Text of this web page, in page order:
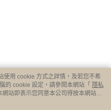
使用 cookie 方式之詳情，及若您不希
的 cookie 設定，請參閱本網站「 隱私
站即表示您同意本公司得按本網站使